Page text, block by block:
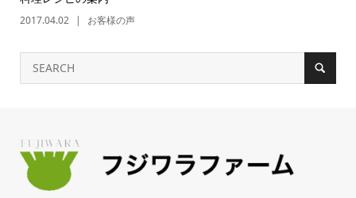
2017.04.02 お客様の声